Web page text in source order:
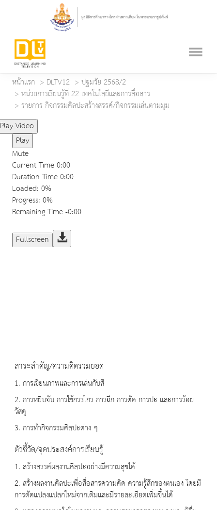
หน้าแรก DLTV12
ปฐมวัย 2568/2
หน่วยการเรียนรู้ที่ 22 เทคโนโลยีและการสื่อสาร
รายการ กิจกรรมศิลปะสร้างสรรค์/กิจกรรมเล่นตามมุม
Play Video
Play
Mute
Current Time0:00
Duration Time0:00
Loaded: 0%
Progress: 0%
Remaining Time-0:00
Fullscreen
สาระสำคัญ/ความคิดรวมยอด
1. การเขียนภาพและการเล่นกับสี
2. การหยิบจับ การใช้กรรไกร การฉีก การตัด การปะ และการร้อย
วัสดุ
3. การทำกิจกรรมศิลปะต่าง ๆ
ตัวชี้วัด/จุดประสงค์การเรียนรู้
1. สร้างสรรค์ผลงานศิลปะอย่างมีความสุขได้
2. สร้างผลงานศิลปะเพื่อสื่อสารความคิด ความรู้สึกของตนเอง โดยมี
การดัดแปลงแปลกใหม่จากเดิมและมีรายละเอียดเพิ่มขึ้นได้